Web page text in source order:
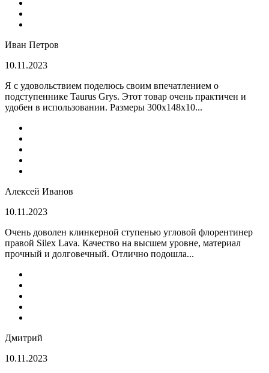
Иван Петров
10.11.2023
Я с удовольствием поделюсь своим впечатлением о
подступеннике Taurus Grys. Этот товар очень практичен и
удобен в использовании. Размеры 300х148х10...
Алексей Иванов
10.11.2023
Очень доволен клинкерной ступенью угловой флорентинер
правой Silex Lava. Качество на высшем уровне, материал
прочный и долговечный. Отлично подошла...
Дмитрий
10.11.2023